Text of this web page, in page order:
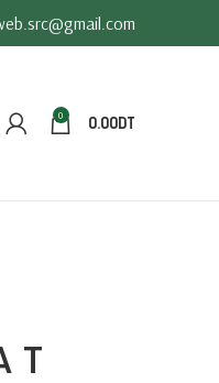
0 0.00DT
T